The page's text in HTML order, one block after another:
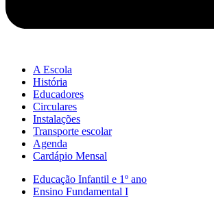
A Escola
História
Educadores
Circulares
Instalações
Transporte escolar
Agenda
Cardápio Mensal
Educação Infantil e 1º ano
Ensino Fundamental I